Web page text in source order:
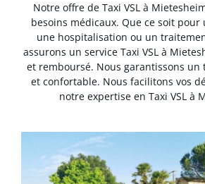
Notre offre de Taxi VSL à
besoins médicaux. Que ce soit
une hospitalisation ou un
assurons un service Taxi VSL à
et remboursé. Nous garantissons un
et confortable. Nous facilitons vos
notre expertise en Taxi VSL à